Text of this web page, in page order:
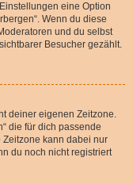
eine Option
Wenn du diese
und du selbst
Besucher gezählt.
deiner eigenen Zeitzone.
die für dich passende
Zeitzone kann dabei nur
du noch nicht registriert